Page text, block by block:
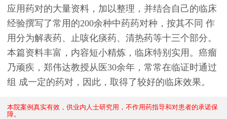
应用药对的大量资料，加以整理，并结合自己的临床
经验撰写了常用的200余种中药药对种，按其不同 作
用分为解表药、止咳化痰药、清热药等十三个部分。
本篇资料丰富，内容短小精炼，临床特别实用。癌瘤
乃顽疾，郑伟达教授从医30余年，常常在临证时通过
组 成一定的药对，因此，取得了较好的临床效果。
本院案例真实有效，供业内人士研究用，不作用药指导和对患者的承诺保
障。